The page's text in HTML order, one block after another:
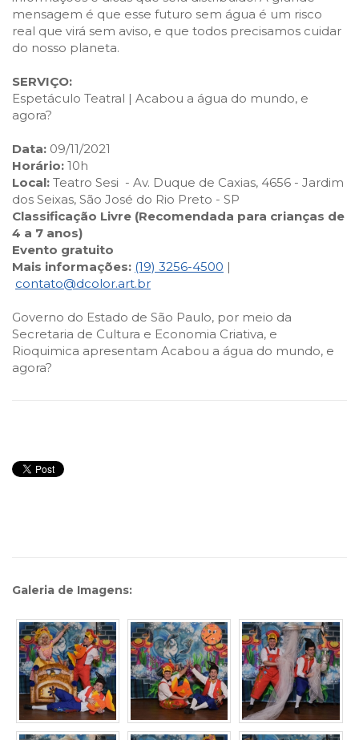
mensagem é que esse futuro sem água é um risco
real que virá sem aviso, e que todos precisamos cuidar
do nosso planeta.
SERVIÇO:
Espetáculo Teatral | Acabou a água do mundo, e
agora?
Data: 09/11/2021
Horário: 10h
Local: Teatro Sesi - Av. Duque de Caxias, 4656 - Jardim
dos Seixas, São José do Rio Preto - SP
Classificação Livre (Recomendada para crianças de
4 a 7 anos)
Evento gratuito
Mais informações: (19) 3256-4500 |
contato@dcolor.art.br
Governo do Estado de São Paulo, por meio da
Secretaria de Cultura e Economia Criativa, e
Rioquimica apresentam Acabou a água do mundo, e
agora?
Galeria de Imagens: